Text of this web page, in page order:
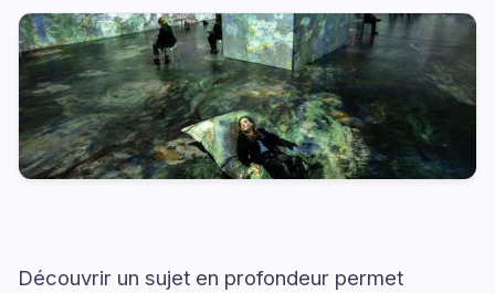
Découvrir un sujet en profondeur permet